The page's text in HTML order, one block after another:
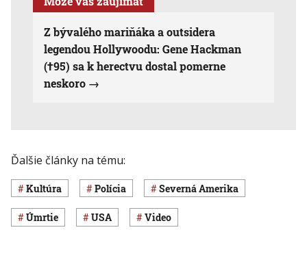
Z bývalého mariňáka a outsidera
legendou Hollywoodu: Gene Hackman
(†95) sa k herectvu dostal pomerne
neskoro
Ďalšie články na tému:
Kultúra polícia Severná Amerika
úmrtie USA Video